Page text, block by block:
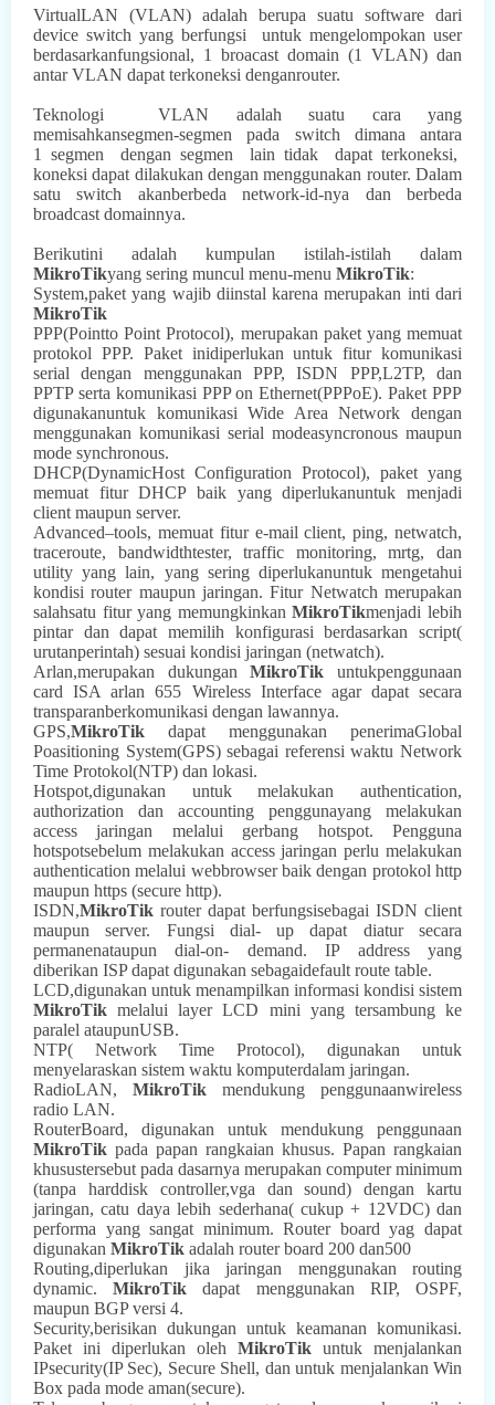
VirtualLAN (VLAN) adalah berupa suatu software dari
device switch yang berfungsi
untuk mengelompokan user
berdasarkanfungsional, 1 broacast domain (1 VLAN) dan
antar VLAN dapat terkoneksi denganrouter.
Teknologi
VLAN adalah suatu cara yang
memisahkansegmen-segmen pada switch dimana antara
1
segmen dengan segmen lain tidak
dapat terkoneksi,
koneksi dapat dilakukan dengan menggunakan router. Dalam
satu switch akanberbeda network-id-nya dan berbeda
broadcast domainnya.
Berikutini adalah kumpulan istilah-istilah dalam
MikroTikyang sering muncul menu-menu MikroTik:
System,paket yang wajib diinstal karena merupakan inti dari
MikroTik
PPP(Pointto Point Protocol), merupakan paket yang memuat
protokol PPP. Paket inidiperlukan untuk fitur komunikasi
serial dengan menggunakan PPP, ISDN PPP,L2TP, dan
PPTP serta komunikasi PPP on Ethernet(PPPoE). Paket PPP
digunakanuntuk komunikasi Wide Area Network dengan
menggunakan komunikasi serial modeasyncronous maupun
mode synchronous.
DHCP(DynamicHost Configuration Protocol), paket yang
memuat fitur DHCP baik yang diperlukanuntuk menjadi
client maupun server.
Advanced–tools, memuat fitur e-mail client, ping, netwatch,
traceroute, bandwidthtester, traffic monitoring, mrtg, dan
utility yang lain, yang sering diperlukanuntuk mengetahui
kondisi router maupun jaringan. Fitur Netwatch merupakan
salahsatu fitur yang memungkinkanMikroTikmenjadi lebih
pintar dan dapat memilih konfigurasi berdasarkan script(
urutanperintah) sesuai kondisi jaringan (netwatch).
Arlan,merupakan dukunganMikroTik untukpenggunaan
card ISA arlan 655 Wireless Interface agar dapat secara
transparanberkomunikasi dengan lawannya.
GPS,MikroTik dapat menggunakan penerimaGlobal
Poasitioning System(GPS) sebagai referensi waktu Network
Time Protokol(NTP) dan lokasi.
Hotspot,digunakan untuk melakukan authentication,
authorization dan accounting penggunayang melakukan
access jaringan melalui gerbang hotspot. Pengguna
hotspotsebelum melakukan access jaringan perlu melakukan
authentication melalui webbrowser baik dengan protokol http
maupun https (secure http).
ISDN,MikroTik router dapat berfungsisebagai ISDN client
maupun server. Fungsi dial- up dapat diatur secara
permanenataupun dial-on- demand. IP address yang
diberikan ISP dapat digunakan sebagaidefault route table.
LCD,digunakan untuk menampilkan informasi kondisi sistem
MikroTik melalui layer LCD mini yang tersambung ke
paralel ataupunUSB.
NTP( Network Time Protocol), digunakan untuk
menyelaraskan sistem waktu komputerdalam jaringan.
RadioLAN, MikroTik mendukung penggunaanwireless
radio LAN.
RouterBoard, digunakan untuk mendukung penggunaan
MikroTik pada papan rangkaian khusus. Papan rangkaian
khusustersebut pada dasarnya merupakan computer minimum
(tanpa harddisk controller,vga dan sound) dengan kartu
jaringan, catu daya lebih sederhana( cukup + 12VDC) dan
performa yang sangat minimum. Router board yag dapat
digunakan MikroTik adalah router board 200 dan500
Routing,diperlukan jika jaringan menggunakan routing
dynamic.MikroTik dapat menggunakan RIP, OSPF,
maupun BGP versi 4.
Security,berisikan dukungan untuk keamanan komunikasi.
Paket ini diperlukan oleh MikroTik untuk menjalankan
IPsecurity(IP Sec), Secure Shell, dan untuk menjalankan Win
Box pada mode aman(secure).